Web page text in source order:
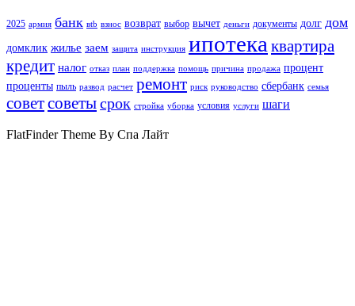
2025 армия банк вtb взнос возврат выбор вычет деньги документы долг дом
домклик жилье заем защита инструкция ипотекаквартира
кредит налог отказ план поддержка помощь причина продажа процент
проценты пыль развод расчет ремонт риск руководство сбербанк семья
советсоветысрок стройка уборка условия услуги шаги
FlatFinder Theme By Спа Лайт